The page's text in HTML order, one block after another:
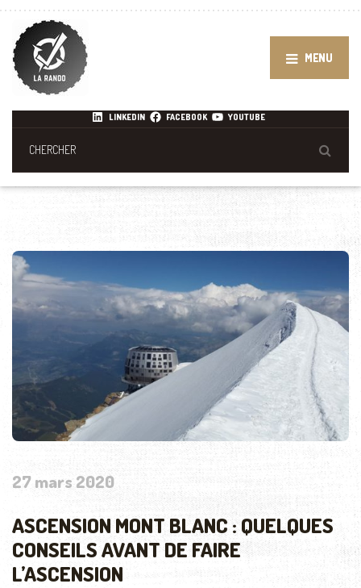
MENU
LINKEDIN FACEBOOK YOUTUBE
27 mars 2020
ASCENSION MONT BLANC : QUELQUES
CONSEILS AVANT DE FAIRE
L’ASCENSION